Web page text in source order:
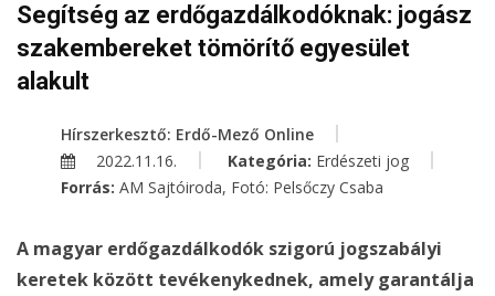
Segítség az erdőgazdálkodóknak: jogász
szakembereket tömörítő egyesület
alakult
Hírszerkesztő: Erdő-Mező Online
2022.11.16.
Kategória: Erdészeti jog
Forrás: AM Sajtóiroda, Fotó: Pelsőczy Csaba
A magyar erdőgazdálkodók szigorú jogszabályi
keretek között tevékenykednek, amely garantálja